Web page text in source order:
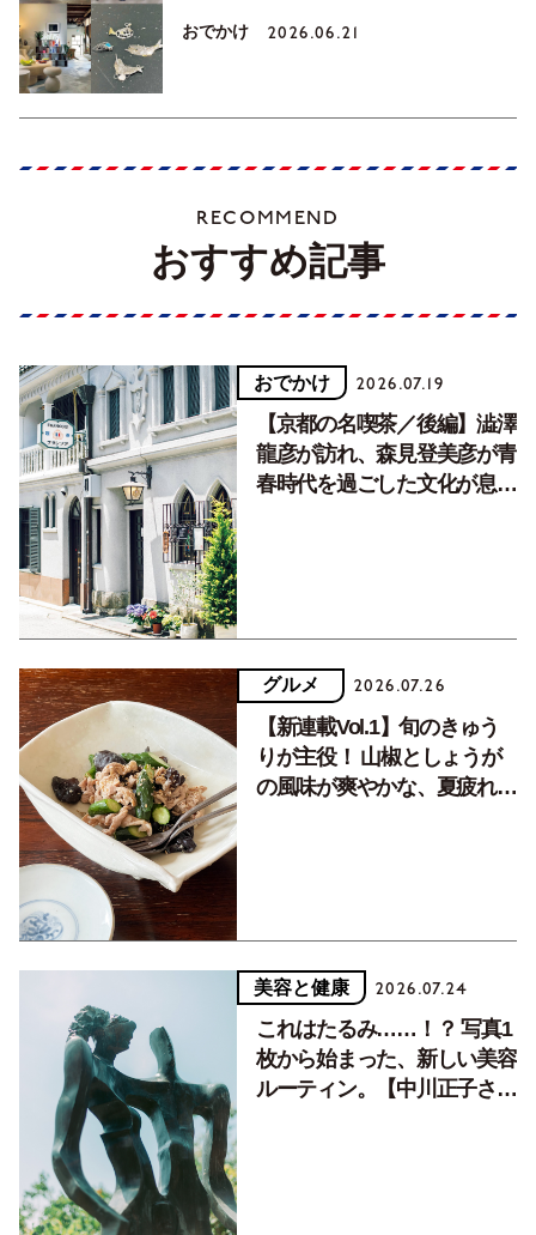
おでかけ 2026.06.21
RECOMMEND
おすすめ記事
おでかけ 2026.07.19
【京都の名喫茶／後編】澁澤
龍彦が訪れ、森見登美彦が青
春時代を過ごした文化が息づ
グルメ 2026.07.26
【新連載Vol.1】旬のきゅう
りが主役！ 山椒としょうが
の風味が爽やかな、夏疲れを
美容と健康 2026.07.24
これはたるみ……！？ 写真1
枚から始まった、新しい美容
ルーティン。【中川正子さん